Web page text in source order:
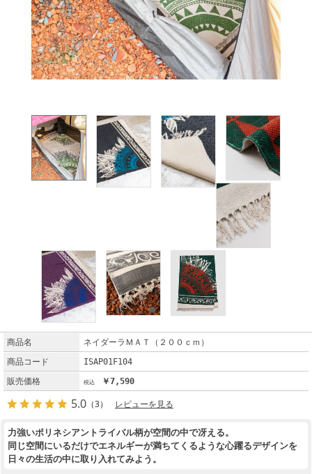
商品名
ネイダーラＭＡＴ（２００ｃｍ）
商品コード
ISAP01F104
販売価格
￥7,590
5.0 （3） レビューを見る
力強いポリネシアントライバル柄が空間の中で冴える。
同じ空間にいるだけでエネルギーが満ちてくるような心躍るデザインを
日々の生活の中に取り入れてみよう。